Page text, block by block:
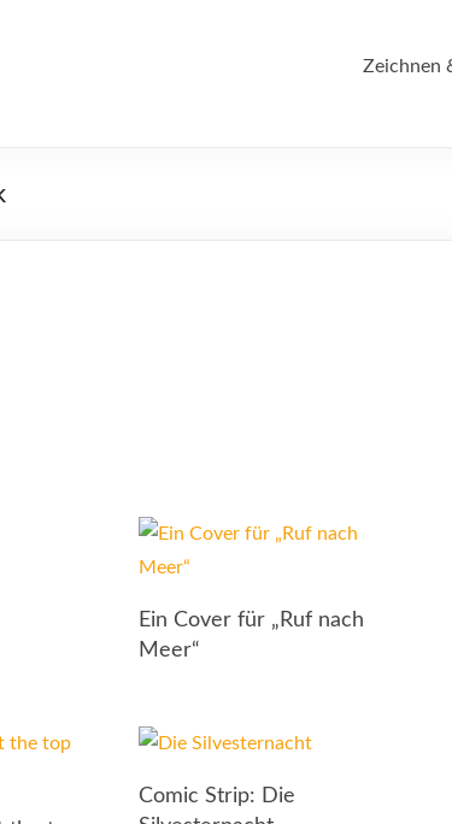
Zeichnen
Ein Cover für „Ruf nach
Meer“
Comic Strip: Die